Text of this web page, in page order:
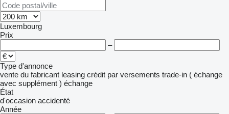
Luxembourg
Prix
–
Type d'annonce
vente du fabricant leasing crédit par versements trade-in ( échange
avec supplément ) échange
État
d'occasion accidenté
Année